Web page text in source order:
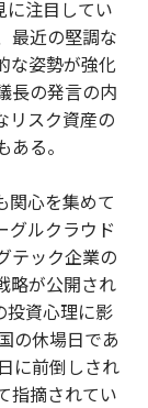
に注目してい
最近の堅調な
な姿勢が強化
長の発言の内
リスク資産の
る。
関心を集めて
グルクラウド
テック企業の
略が公開され
投資心理に影
の休場日であ
に前倒しされ
指摘されてい